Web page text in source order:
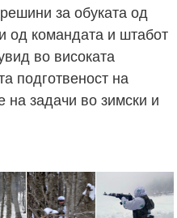
за обуката од
од командата и штабот
во високата
подготвеност на
на задачи во зимски и